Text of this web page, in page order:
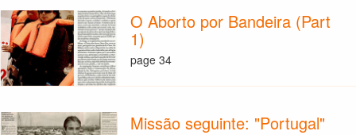
O Aborto por Bandeira (Part
1)
page 34
Missão seguinte: "Portugal"